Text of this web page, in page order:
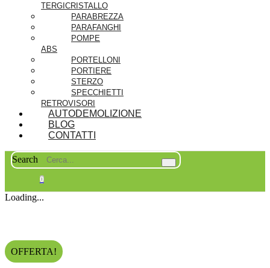
TERGICRISTALLO
PARABREZZA
PARAFANGHI
POMPE
ABS
PORTELLONI
PORTIERE
STERZO
SPECCHIETTI
RETROVISORI
AUTODEMOLIZIONE
BLOG
CONTATTI
Search
0
Loading...
OFFERTA!